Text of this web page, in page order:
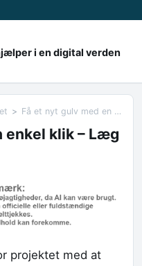
i en digital verden
Få et nyt gulv med en enkel klik – Læg klikgulv
enkel klik – Læg
projektet med at